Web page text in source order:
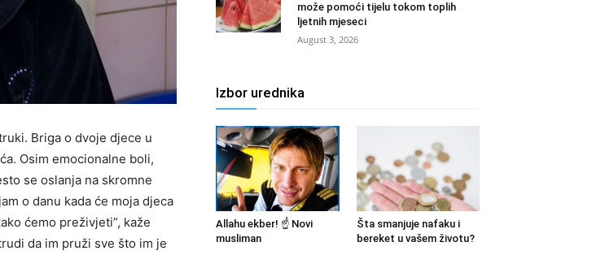
Briga o dvoje djece u
Osim emocionalne boli,
se oslanja na skromne
o danu kada će moja djeca
ćemo preživjeti”, kaže
da im pruži sve što im je
može pomoći tijelu tokom toplih
ljetnih mjeseci
August 3, 2026
Izbor urednika
Allahu ekber! ☝️ Novi
musliman
Šta smanjuje nafaku i
bereket u vašem životu?